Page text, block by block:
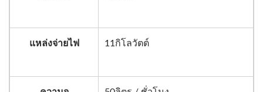
แหล่งจ่ายไฟ 11กิโลวัตต์